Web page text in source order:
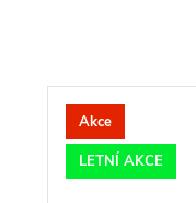
Akce
LETNÍ AKCE